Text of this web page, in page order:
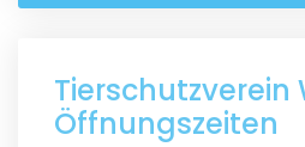
Tierschutzverein
Öffnungszeiten